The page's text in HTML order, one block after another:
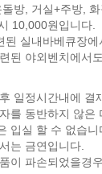
방, 거실+주방,
10,000원입니다.
된 실내바베큐장
된 야외벤치에서
일정시간내에 결
를 동반하지 않은
입실 할 수 없습니
는 금연입니다.
이 파손되었을경